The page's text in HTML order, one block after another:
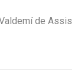
de Assis